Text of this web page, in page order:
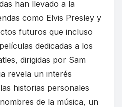
han llevado a la
como Elvis Presley y
futuros que incluso
dedicadas a los
dirigidas por Sam
revela un interés
historias personales
de la música, un